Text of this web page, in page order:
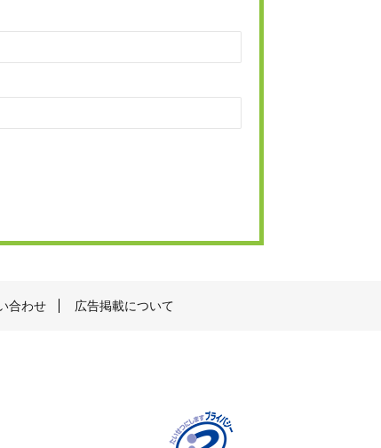
合わせ 広告掲載について